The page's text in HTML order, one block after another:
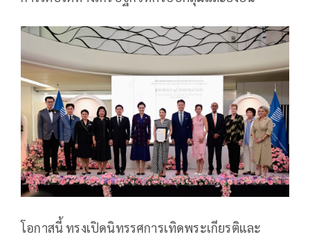
โอกาสนี้ ทรงเปิดนิทรรศการเทิดพระเกียรติและ